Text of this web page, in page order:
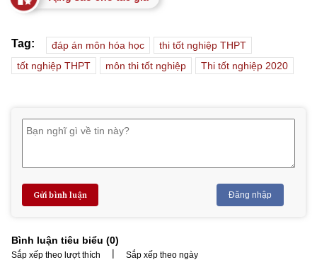
Tag: đáp án môn hóa học
thi tốt nghiệp THPT
tốt nghiệp THPT
môn thi tốt nghiệp Thi tốt nghiệp 2020
Gửi bình luận Đăng nhập
Bình luận tiêu biểu (0)
Sắp xếp theo lượt thích | Sắp xếp theo ngày